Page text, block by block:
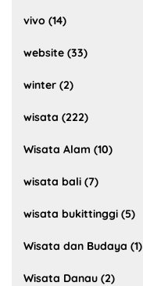
vivo (14)
website (33)
winter (2)
wisata (222)
Wisata Alam (10)
wisata bali (7)
wisata bukittinggi (5)
Wisata dan Budaya (1)
Wisata Danau (2)